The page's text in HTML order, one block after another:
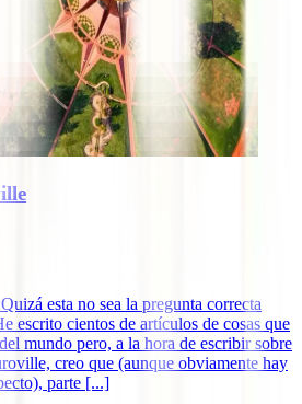
esta no sea la pregunta correcta
escrito cientos de artículos de cosas que
mundo pero, a la hora de escribir sobre
creo que (aunque obviamente hay
parte [...]